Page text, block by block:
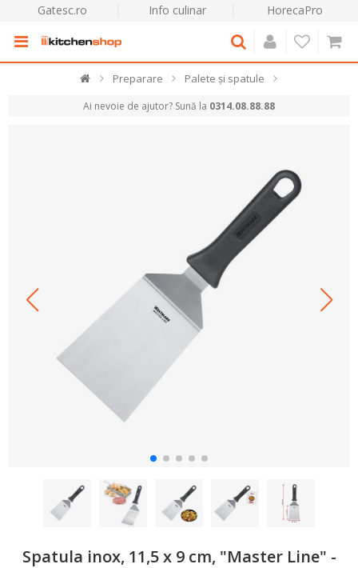
Gatesc.ro Info culinar HorecaPro
Preparare Palete și spatule
Ai nevoie de ajutor? Sună la 0314.08.88.88
Spatula inox, 11,5 x 9 cm, "Master Line" -